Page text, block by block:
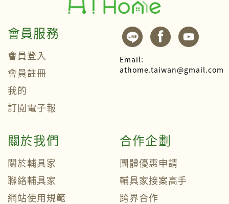
會員服務
會員登入
會員註冊
我的
訂閱電子報
Email:
athome.taiwan@gmail.com
關於我們
關於輔具家
聯絡輔具家
網站使用規範
合作企劃
團體優惠申請
輔具家接案高手
跨界合作